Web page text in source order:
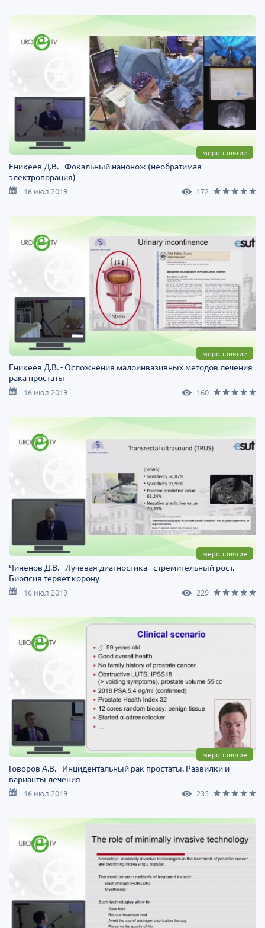
мероприятие
Еникеев Д.В. - Фокальный нанонож (необратимая
электропорация)
16 июл 2019 172
мероприятие
Еникеев Д.В. - Осложнения малоинвазивных методов лечения
рака простаты
16 июл 2019 160
мероприятие
Чиненов Д.В. - Лучевая диагностика - стремительный рост.
Биопсия теряет корону
16 июл 2019 229
мероприятие
Говоров А.В. - Инцидентальный рак простаты. Развилки и
варианты лечения
16 июл 2019 235